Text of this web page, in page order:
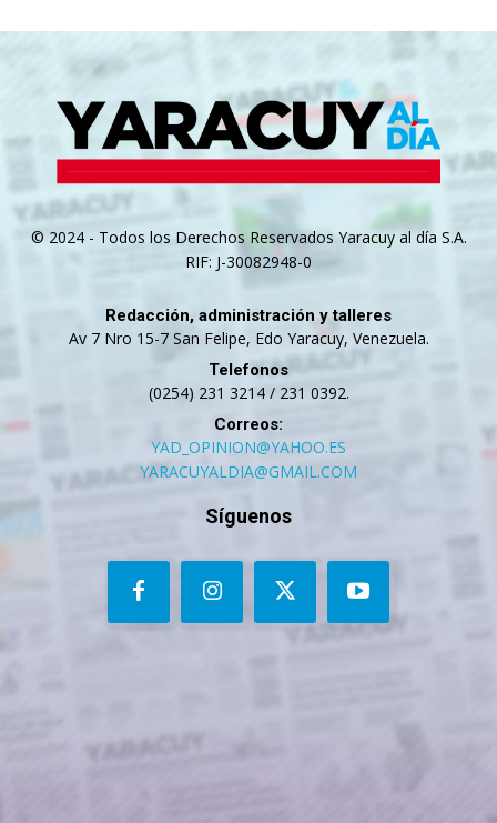
© 2024 - Todos los Derechos Reservados Yaracuy al día S.A.
RIF: J-30082948-0
Redacción, administración y talleres
Av 7 Nro 15-7 San Felipe, Edo Yaracuy, Venezuela.
Telefonos
(0254) 231 3214 / 231 0392.
Correos:
YAD_OPINION@YAHOO.ES
YARACUYALDIA@GMAIL.COM
Síguenos